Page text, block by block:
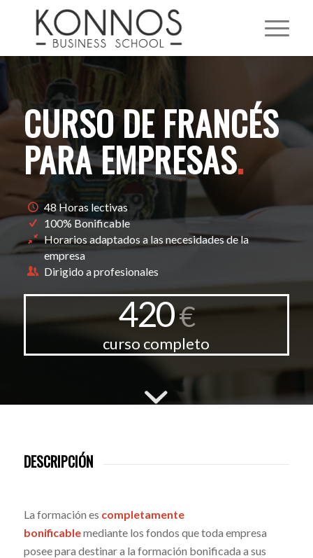
CURSO DE FRANCÉS
PARA EMPRESAS.
48 Horas lectivas
100% Bonificable
Horarios adaptados a las necesidades de la
empresa
Dirigido a profesionales
420€
curso completo
DESCRIPCIÓN
La formación es completamente
bonificablemediante los fondos que toda empresa
posee para destinar a la formación bonificada a sus